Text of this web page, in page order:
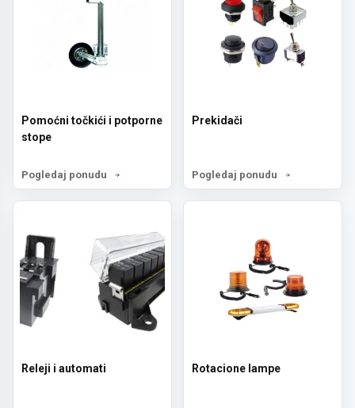
Pomoćni točkići i potporne
stope
Pogledaj ponudu
Prekidači
Pogledaj ponudu
Releji i automati Rotacione lampe